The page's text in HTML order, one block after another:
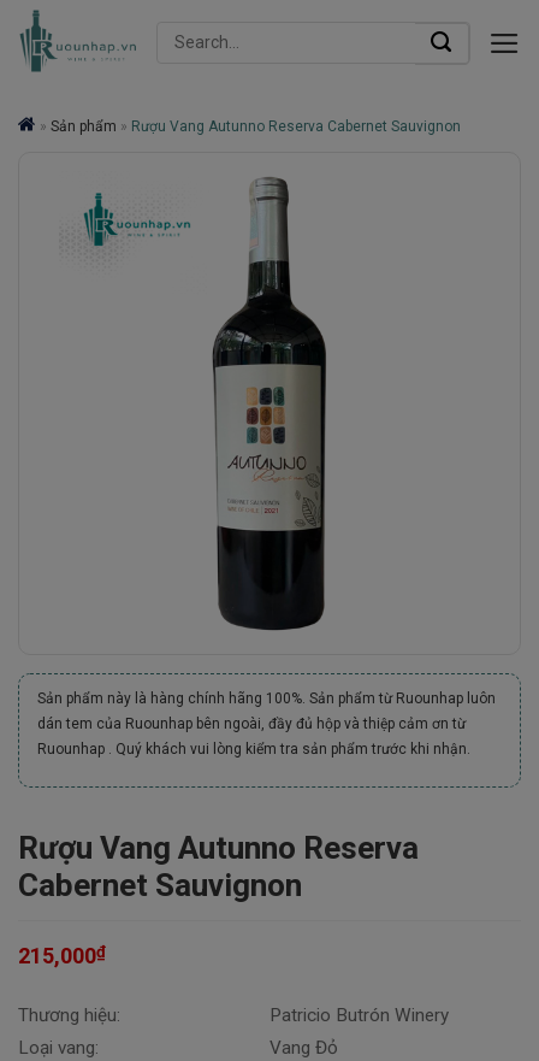
Skip
Search
» Sản phẩm » Rượu Vang Autunno Reserva Cabernet Sauvignon
Sản phẩm này là hàng chính hãng 100%. Sản phẩm từ Ruounhap luôn
dán tem của Ruounhap bên ngoài, đầy đủ hộp và thiệp cảm ơn từ
Ruounhap . Quý khách vui lòng kiểm tra sản phẩm trước khi nhận.
Rượu Vang Autunno Reserva
Cabernet Sauvignon
215,000₫
Thương hiệu:
Loại vang:
Patricio Butrón Winery
Vang Đỏ